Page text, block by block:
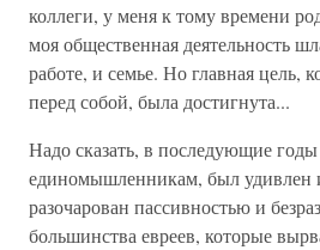
коллеги, у меня к тому времени
моя общественная деятельность
работе, и семье. Но главная цель,
перед собой, была достигнута...
Надо сказать, в последующие
единомышленникам, был
разочарован пассивностью и
большинства евреев, которые